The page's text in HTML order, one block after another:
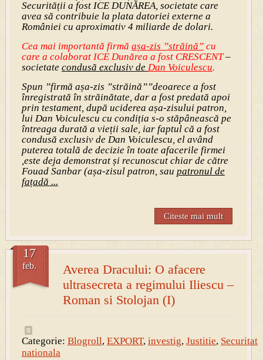
Securității a fost ICE DUNĂREA, societate care
avea să contribuie la plata datoriei externe a
României cu aproximativ 4 miliarde de dolari.
Cea mai importantă firmă așa-zis ”străină”cu
care a colaborat ICE Dunărea a fost CRESCENT–
societate condusă exclusivde Dan Voiculescu.
Spun ”firmă așa-zis ”străină””deoarece a fost
înregistrată în străinătate, dar a fost predată apoi
prin testament, după uciderea așa-zisului patron,
lui Dan Voiculescu cu condiția s-o stăpânească pe
întreaga durată a vieții sale, iar faptul că a fost
condusă exclusiv de Dan Voiculescu, el având
puterea totală de decizie în toate afacerile firmei
,este deja demonstrat și recunoscut chiar de către
Fouad Sanbar (așa-zisul patron, sau patronul de
fațadă ...
Citeste mai mult
Averea Dracului: O afacere
ultrasecreta a regimului Iliescu –
Roman si Stolojan (I)
17
feb.
Categorie: Blogroll, EXPORT, investig, Justitie, Securitate
nationala